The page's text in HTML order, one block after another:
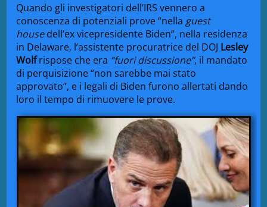
Quando gli investigatori dell’IRS vennero a
conoscenza di potenziali prove “nella guest
housedell’ex vicepresidente Biden”, nella residenza
in Delaware, l’assistente procuratrice del DOJ Lesley
Wolfrispose che era “fuori discussione”, il mandato
di perquisizione “non sarebbe mai stato
approvato”, e i legali di Biden furono allertati dando
loro il tempo di rimuovere le prove.